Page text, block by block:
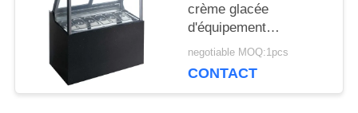
PRIVACY
crème glacée
d'équipement
commercial
cuisson
negotiable MOQ:1pcs
CONTACT